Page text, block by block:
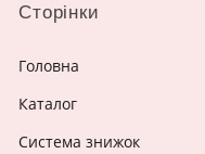
Сторінки
Головна
Каталог
Система знижок